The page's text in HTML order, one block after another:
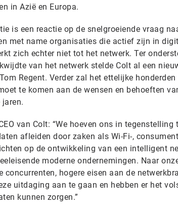
in Azië en Europa.
is een reactie op de snelgroeiende vraag
met name organisaties die actief zijn in
zich echter niet tot het netwerk. Ter
van het netwerk stelde Colt al een
Regent. Verder zal het ettelijke
te komen aan de wensen en behoeften
van Colt: “We hoeven ons in
afleiden door zaken als Wi-Fi-,
op de ontwikkeling van een intelligent
moderne ondernemingen. Naar
concurrenten, hogere eisen aan de
uitdaging aan te gaan en hebben er het
kunnen zorgen.”